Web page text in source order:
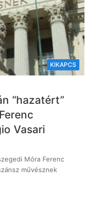
KIKAPCS
“hazatért”
Vasari
Móra Ferenc
művésznek